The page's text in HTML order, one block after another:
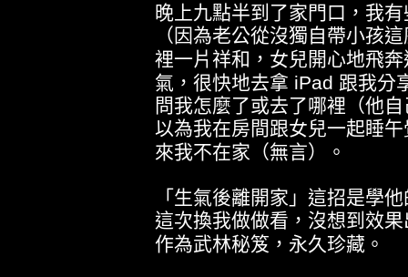
晚上九點半到了家門口，我
（因為老公從沒獨自帶小孩
裡一片祥和，女兒開心地飛
氣，很快地去拿 iPad 跟我分
問我怎麼了或去了哪裡（他
以為我在房間跟女兒一起睡
來我不在家（無言）。
「生氣後離開家」這招是學
這次換我做做看，沒想到效
作為武林秘笈，永久珍藏。